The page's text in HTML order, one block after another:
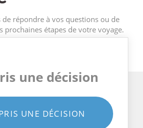
répondre à vos questions ou de
prochaines étapes de votre voyage.
une décision
UNE DÉCISION